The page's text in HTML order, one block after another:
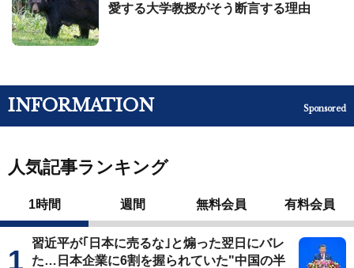
愛する大学教授がそう断言する理由
INFORMATION Sponsored
人気記事ランキング
1時間 週間 無料会員 有料会員
習近平が｢日本に売るな｣と煽った翌日にバレ
た…日本企業に6割を握られていた"中国の半